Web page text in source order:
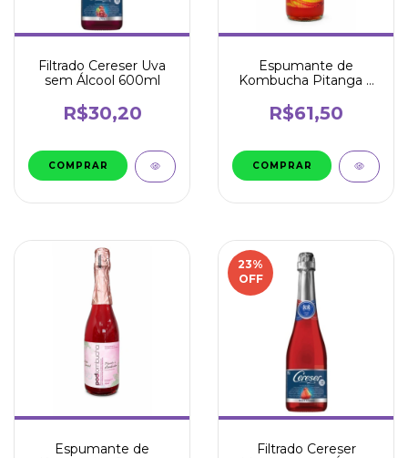
Filtrado Cereser Uva
sem Álcool 600ml
R$30,20
Espumante de
Kombucha Pitanga e
R$61,50
Espumante de
23%
OFF
Filtrado Cereser